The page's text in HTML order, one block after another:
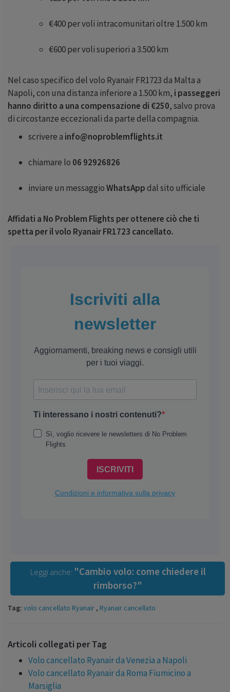
€400 per voli intracomunitari oltre 1.500 km
€600 per voli superiori a 3.500 km
Nel caso specifico del volo Ryanair FR1723 da Malta a
Napoli, con una distanza inferiore a 1.500 km, i passeggeri
hanno diritto a una compensazione di €250, salvo prova
di circostanze eccezionali da parte della compagnia.
scrivere a info@noproblemflights.it
chiamare lo 06 92926826
inviare un messaggioWhatsAppdal sito ufficiale
Affidati a No Problem Flights per ottenere ciò che ti
spetta per il volo Ryanair FR1723 cancellato.
Leggi anche: "Cambio volo: come chiedere il
rimborso?"
Tag: volo cancellato Ryanair , Ryanair cancellato
Articoli collegati per Tag
Volo cancellato Ryanair da Venezia a Napoli
Volo cancellato Ryanair da Roma Fiumicino a
Marsiglia